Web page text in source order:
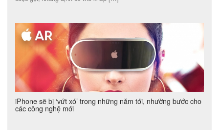
iPhone sẽ bị ‘vứt xó’ trong những năm tới, nhường bước cho
các công nghệ mới